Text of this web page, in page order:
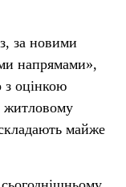
за новими
напрямами»,
з оцінкою
житловому
майже